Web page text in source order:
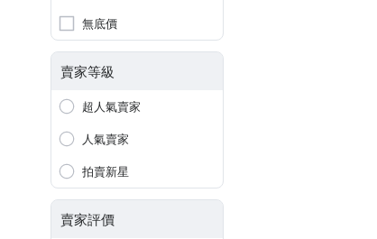
無底價
賣家等級
超人氣賣家
人氣賣家
拍賣新星
賣家評價